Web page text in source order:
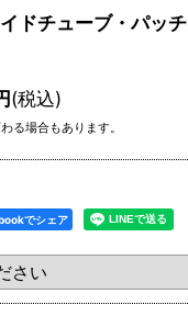
ドチューブ・パッチ
(税込)
る場合もあります。
でシェア